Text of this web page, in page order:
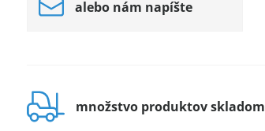
alebo nám napíšte
množstvo produktov skladom